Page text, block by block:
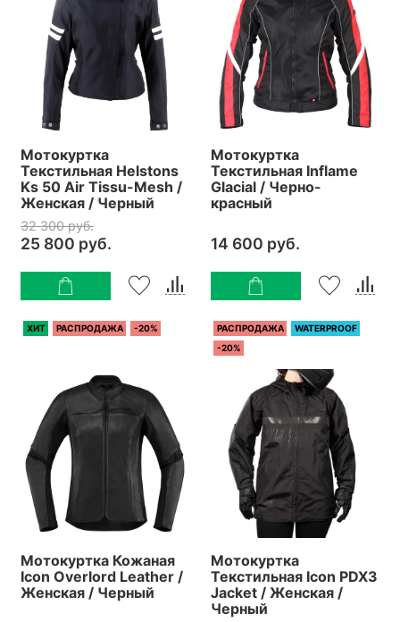
Мотокуртка
Текстильная Helstons
Ks 50 Air Tissu-Mesh /
Женская / Черный
32 300 руб.
25 800 руб.
Мотокуртка
Текстильная Inflame
Glacial / Черно-
красный
14 600 руб.
ХИТ РАСПРОДАЖА -20%
Мотокуртка Кожаная
Icon Overlord Leather /
Женская / Черный
РАСПРОДАЖА
WATERPROOF
-20%
Мотокуртка
Текстильная Icon PDX3
Jacket / Женская /
Черный